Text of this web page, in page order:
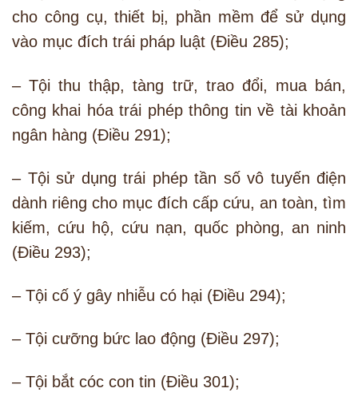
cho công cụ, thiết bị, phần mềm để sử dụng
vào mục đích trái pháp luật (Điều 285);
– Tội thu thập, tàng trữ, trao đổi, mua bán,
công khai hóa trái phép thông tin về tài khoản
ngân hàng (Điều 291);
– Tội sử dụng trái phép tần số vô tuyến điện
dành riêng cho mục đích cấp cứu, an toàn, tìm
kiếm, cứu hộ, cứu nạn, quốc phòng, an ninh
(Điều 293);
– Tội cố ý gây nhiễu có hại (Điều 294);
– Tội cưỡng bức lao động (Điều 297);
– Tội bắt cóc con tin (Điều 301);